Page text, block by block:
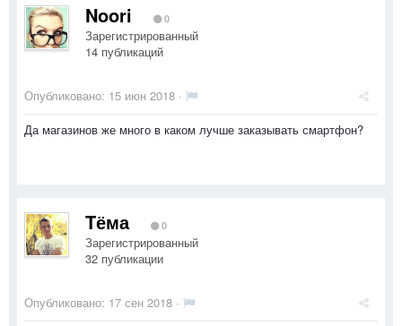
Noori 0
Зарегистрированный
14 публикаций
Опубликовано: 15 июн 2018 ·
Да магазинов же много в каком лучше заказывать смартфон?
Tёма 0
Зарегистрированный
32 публикации
Опубликовано: 17 сен 2018 ·